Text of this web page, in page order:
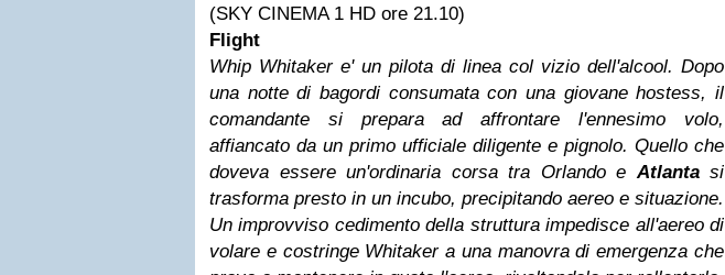
(SKY CINEMA 1 HD ore 21.10)
Flight
Whip Whitaker e' un pilota di linea col vizio dell'alcool. Dopo
una notte di bagordi consumata con una giovane hostess, il
comandante si prepara ad affrontare l'ennesimo volo,
affiancato da un primo ufficiale diligente e pignolo. Quello che
doveva essere un'ordinaria corsa tra Orlando eAtlantasi
trasforma presto in un incubo, precipitando aereo e situazione.
Un improvviso cedimento della struttura impedisce all'aereo di
volare e costringe Whitaker a una manovra di emergenza che